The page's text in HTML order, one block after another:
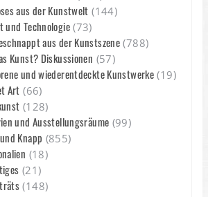
aus der Kunstwelt (144)
und Technologie(73)
aus der Kunstszene (788)
Kunst? Diskussionen (57)
und wiederentdeckte Kunstwerke (19)
Art (66)
(128)
und Ausstellungsräume (99)
Knapp (855)
(18)
(21)
(148)